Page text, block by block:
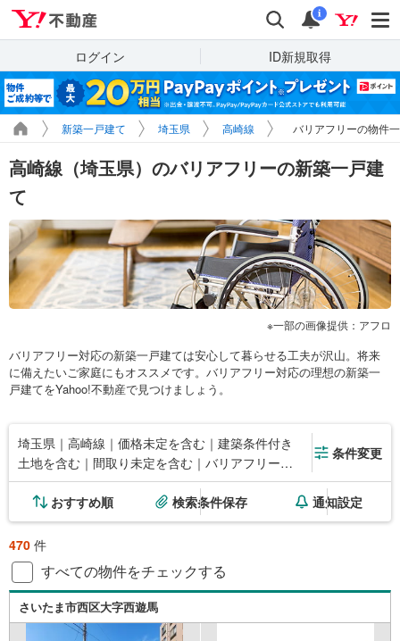
検索 通知
i
ログイン ID新規取得
新築一戸建て 埼玉県 高崎線 バリアフリーの物件
高崎線（埼玉県）のバリアフリーの新築一戸建
て
一部の画像提供：アフロ
バリアフリー対応の新築一戸建ては安心して暮らせる工夫が沢山。将来
に備えたいご家庭にもオススメです。バリアフリー対応の理想の新築一
戸建てをYahoo!不動産で見つけましょう。
埼玉県｜高崎線｜価格未定を含む｜建築条件付き
土地を含む｜間取り未定を含む｜バリアフリー住
宅
条件変更
おすすめ順 検索条件保存 通知設定
470 件
すべての物件をチェックする
さいたま市西区大字西遊馬